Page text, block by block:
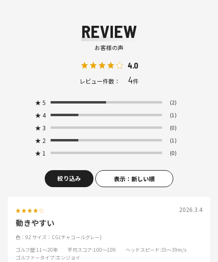
REVIEW
お客様の声
4.0
レビュー件数： 4件
★ 5 (2)
★ 4 (1)
★ 3 (0)
★ 2 (1)
★ 1 (0)
絞り込み 表示：新しい順
2026.3.4
動きやすい
色：92 サイズ：CG(チャコールグレー)
ゴルフ歴:11～20年 平均スコア:100～109 ヘッドスピード:35～39m/s
ゴルファータイプ:エンジョイ